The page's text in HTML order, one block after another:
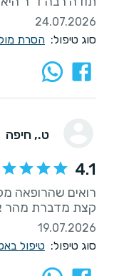
24.07.2026
סוג טיפול: הסרת
ט., חיפה
4.1
קצת מדברת מהר
19.07.2026
סוג טיפול: טיפול